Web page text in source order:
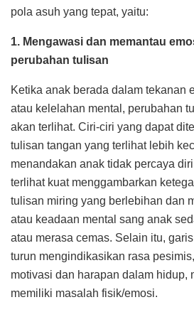
pola asuh yang tepat, yaitu:
1. Mengawasi dan memantau
perubahan tulisan
Ketika anak berada dalam tekanan
atau kelelahan mental, perubahan
akan terlihat. Ciri-ciri yang dapat
tulisan tangan yang terlihat lebih
menandakan anak tidak percaya
terlihat kuat menggambarkan
tulisan miring yang berlebihan dan
atau keadaan mental sang anak
atau merasa cemas. Selain itu,
turun mengindikasikan rasa
motivasi dan harapan dalam hidup,
memiliki masalah fisik/emosi.